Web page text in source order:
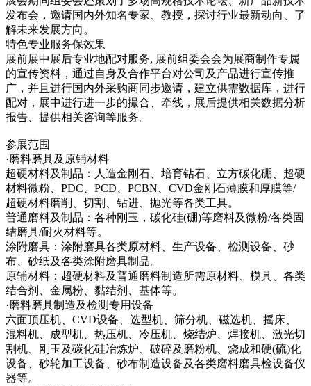
发布会，邀请国内外知名专家、教授，探讨行业最新动向、了
解未来发展方向。
特色专业服务保效果
展前展中展后专业地配对服务, 展前组委会会为展商制作专属
的宣传资料，通过自身及合作平台对公司及产品进行宣传推
广，并且进行国内外采购商同步邀请，建立供需数据库，进行
配对，展中进行进一步的撮合、牵线，展后提供相关数据分析
报告、提供相关咨询等服务。
参展范围
·磨料磨具及原铺材料
超硬材料及制品：人造金刚石、培育钻石、立方碳化硼、超硬
材料微粉、PDC、PCD、PCBN、CVD金刚石薄膜和厚膜等/
超硬材料磨削、切割、钻进、抛光等各类工具。
普通磨料及制品：各种刚玉，碳化硅(硼)等磨料及微粉/各类固
结磨具/耐火材料等。
涂附磨具：涂附磨具各类原材料、生产设备、检测设备、砂
布、砂纸及各类涂附磨具制品。
原辅材料：超硬材料及普通磨料制造所需原材料、模具、各类
结合剂、金属粉、黏结剂、基体等。
·磨料磨具制造及检测专用设备
六面顶压机、CVD设备、选型机、筛分机、磁选机、摇床、
混料机、成型机、热压机、冷压机、烧结炉、焊接机、激光切
割机、刚玉及碳化硅冶炼炉、破碎及磨粉机、烧成和硬(硫)化
设备、砂轮加工设备、砂布制造设备及各类磨料磨具检设备仪
器等。